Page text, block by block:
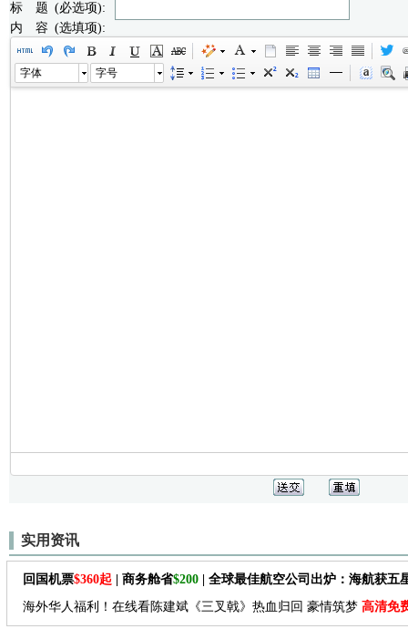
标 题 (必选项):
内 容 (选填项):
字体 字号
实用资讯
回国机票$360起 | 商务舱省$200 | 全球最佳航空公司出炉：海航获五
海外华人福利！在线看陈建斌《三叉戟》热血归回 豪情筑梦 高清免